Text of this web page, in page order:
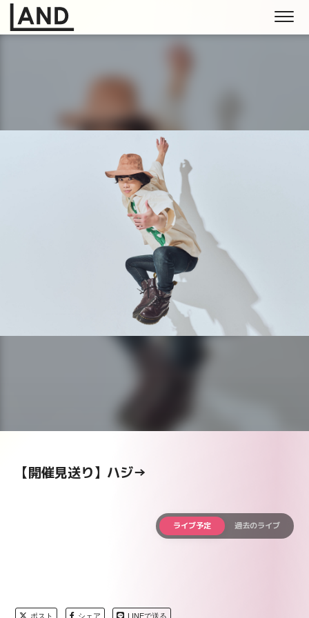
【開催見送り】ハジ→
ライブ予定 過去のライブ
ポスト シェア LINEで送る